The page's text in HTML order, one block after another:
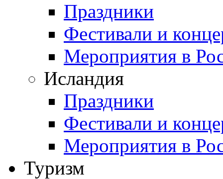
Праздники
Фестивали и
Мероприятия в
Исландия
Праздники
Фестивали и
Мероприятия в
Туризм